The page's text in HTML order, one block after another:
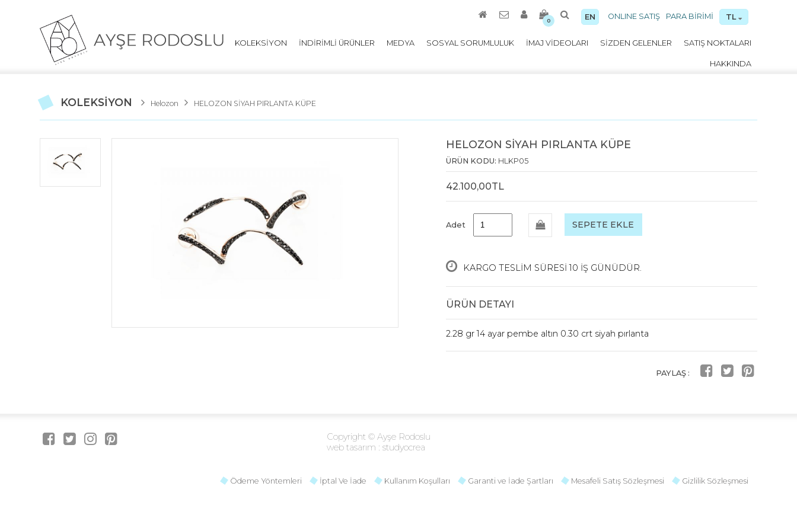
TL
PARA BİRİMİ
ONLINE SATIŞ
EN
0
SATIŞ NOKTALARI
SİZDEN GELENLER
İMAJ VİDEOLARI
SOSYAL SORUMLULUK
MEDYA
İNDİRİMLİ ÜRÜNLER
KOLEKSİYON
HAKKINDA
KOLEKSİYON Helozon HELOZON SİYAH PIRLANTA KÜPE
HELOZON SİYAH PIRLANTA KÜPE
ÜRÜN KODU: HLKP05
42.100,00TL
Adet SEPETE EKLE
KARGO TESLİM SÜRESİ 10 İŞ GÜNÜDÜR.
ÜRÜN DETAYI
2.28 gr 14 ayar pembe altın 0.30 crt siyah pırlanta
PAYLAŞ :
Copyright © Ayşe Rodoslu
web tasarım : studyocrea
Gizlilik Sözleşmesi
Mesafeli Satış Sözleşmesi
Garanti ve İade Şartları
Kullanım Koşulları
İptal Ve İade
Ödeme Yöntemleri